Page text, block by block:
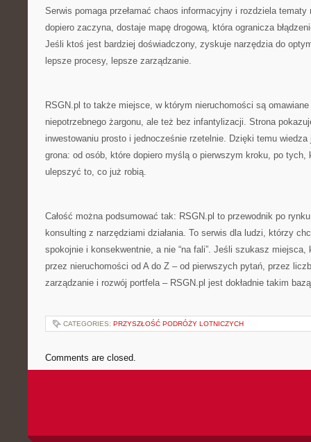
Serwis pomaga przełamać chaos informacyjny i rozdziela
dopiero zaczyna, dostaje mapę drogową, która ogranicza
Jeśli ktoś jest bardziej doświadczony, zyskuje narzędzia do
lepsze procesy, lepsze zarządzanie.
RSGN.pl to także miejsce, w którym nieruchomości są
niepotrzebnego żargonu, ale też bez infantylizacji. Strona
inwestowaniu prosto i jednocześnie rzetelnie. Dzięki temu
grona: od osób, które dopiero myślą o pierwszym kroku, po tych,
ulepszyć to, co już robią.
Całość można podsumować tak: RSGN.pl to przewodnik po
konsulting z narzędziami działania. To serwis dla ludzi, którzy
spokojnie i konsekwentnie, a nie “na fali”. Jeśli szukasz miejsca,
przez nieruchomości od A do Z – od pierwszych pytań, przez
zarządzanie i rozwój portfela – RSGN.pl jest dokładnie takim
CATEGORIES: PRZYSZŁOŚĆ PODRÓŻY LOTNICZYCH
Comments are closed.